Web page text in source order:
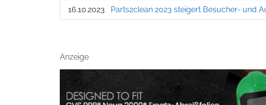
16.10.2023 Parts2clean 2023 steigert Besucher- und
Anzeige